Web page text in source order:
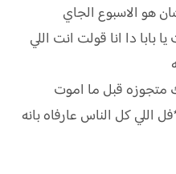
هو الاسبوع الجاي
دا انا قولت انت اللي
متجوزه قبل ما اموت
اللي كل الناس عارفاه بانه